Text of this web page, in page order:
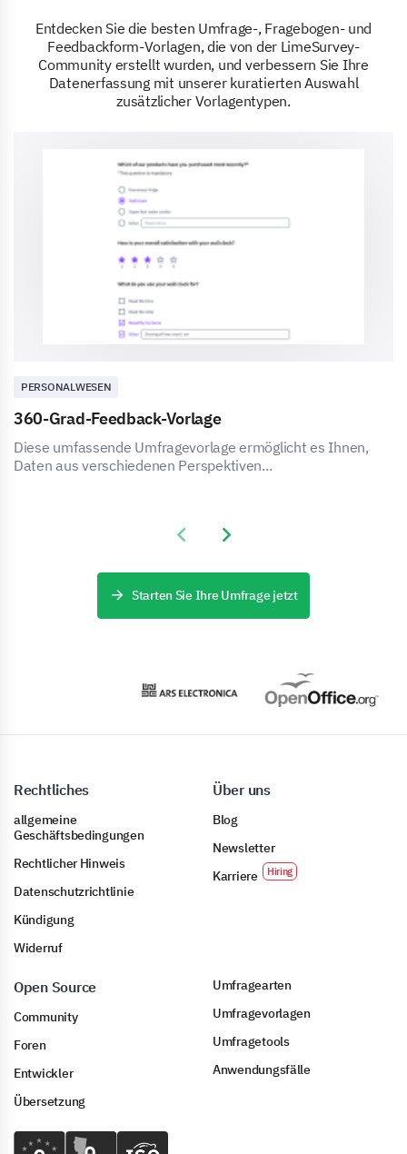
Entdecken Sie die besten Umfrage-, Fragebogen- und
Feedbackform-Vorlagen, die von der LimeSurvey-
Community erstellt wurden, und verbessern Sie Ihre
Datenerfassung mit unserer kuratierten Auswahl
zusätzlicher Vorlagentypen.
PERSONALWESEN
360-Grad-Feedback-Vorlage
Diese umfassende Umfragevorlage ermöglicht es Ihnen,
Daten aus verschiedenen Perspektiven...
Previous slide
Next slide
Starten Sie Ihre Umfrage jetzt
Rechtliches
allgemeine
Geschäftsbedingungen
Rechtlicher Hinweis
Datenschutzrichtlinie
Kündigung
Widerruf
Über uns
Blog
Newsletter
Karriere
Open Source
Community
Foren
Entwickler
Übersetzung
Umfragearten
Umfragevorlagen
Umfragetools
Anwendungsfälle